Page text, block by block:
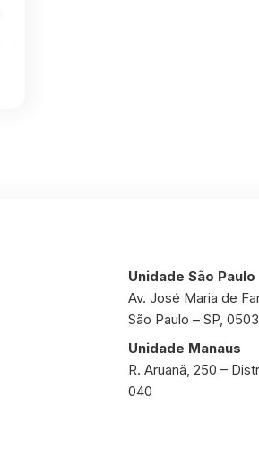
Unidade São Paulo
Av. José Maria de
São Paulo – SP,
Unidade Manaus
R. Aruanã, 250 –
040